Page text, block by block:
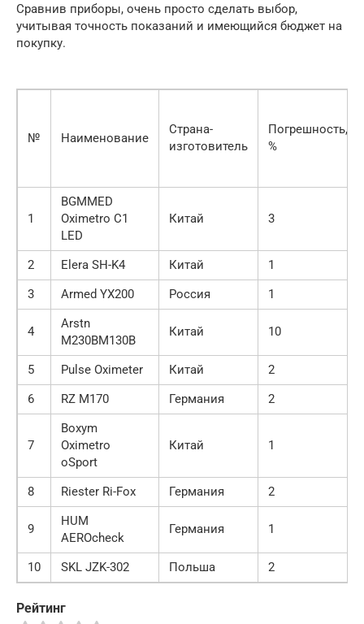
Сравнив приборы, очень просто сделать выбор,
учитывая точность показаний и имеющийся бюджет на
покупку.
№ Наименование
Страна-
изготовитель
Погрешность,
%
1
BGMMED
Oximetro C1
LED
Китай 3
2 Elera SH-K4 Китай
1
3
Armed YX200 Россия 1
4
Arstn
M230BM130B
Китай 10
5 Pulse Oximeter Китай
2
6
RZ M170 Германия 2
7
Boxym
Oximetro
oSport
Китай 1
8 Riester Ri-Fox Германия 2
9
HUM
AEROcheck
Германия 1
10 SKL JZK-302 Польша 2
Рейтинг